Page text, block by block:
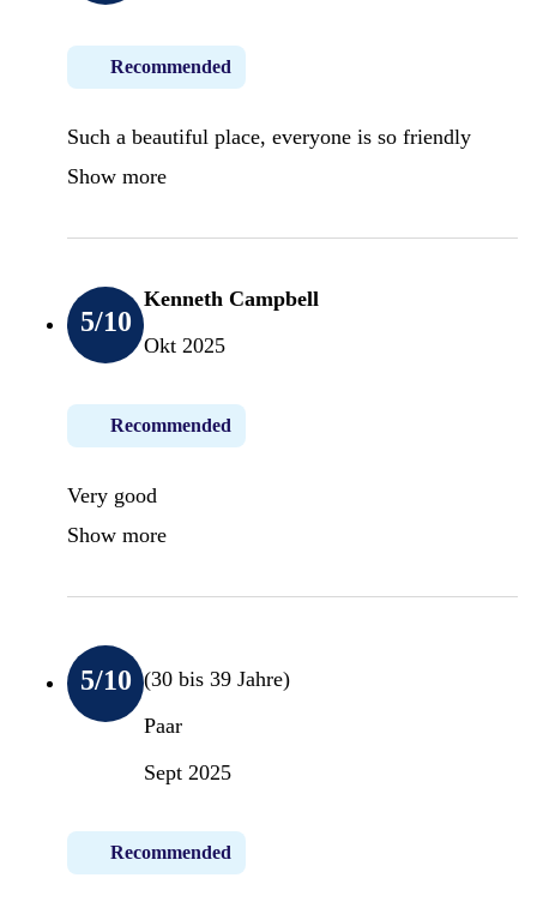
Recommended
Such a beautiful place, everyone is so friendly
Show more
5/10
Kenneth Campbell
Okt 2025
Recommended
Very good
Show more
5/10 (30 bis 39 Jahre)
Paar
Sept 2025
Recommended